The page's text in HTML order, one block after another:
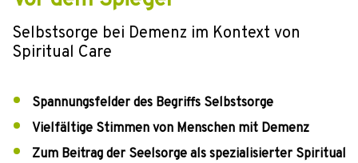
Selbstsorge bei Demenz im Kontext von
Spiritual Care
Spannungsfelder des Begriffs Selbstsorge
Vielfältige Stimmen von Menschen mit Demenz
Zum Beitrag der Seelsorge als spezialisierter Spiritual